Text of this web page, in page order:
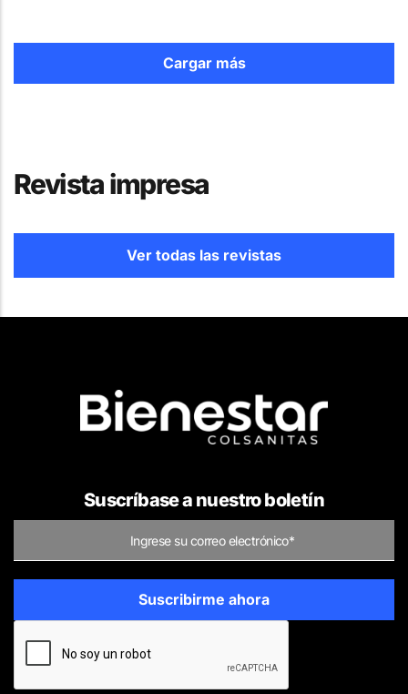
Cargar más
Revista impresa
Ver todas las revistas
Suscríbase a nuestro boletín